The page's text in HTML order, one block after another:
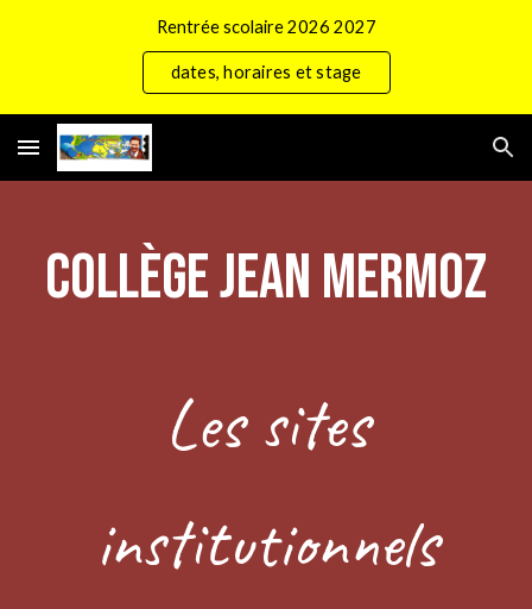
Rentrée scolaire 2026 2027
dates, horaires et stage
COLLÈGE JEAN MERMOZ
Les sites
institutionnels